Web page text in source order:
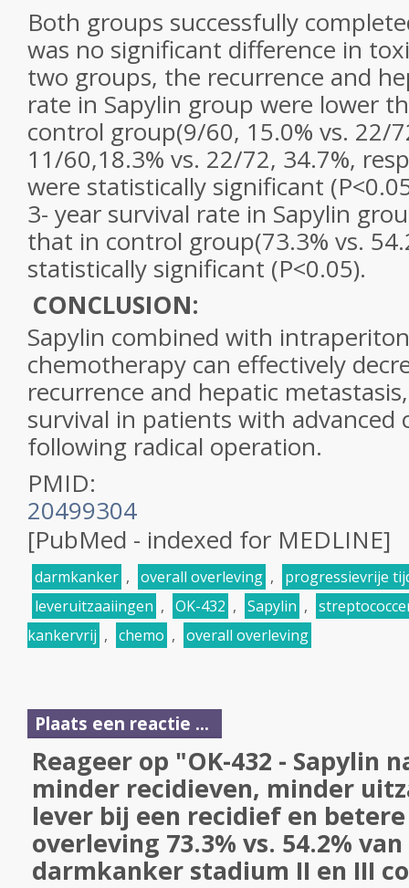
Both groups successfully
was no significant difference in
two groups, the recurrence and
rate in Sapylin group were lower
control group(9/60, 15.0% vs. 22/
11/60,18.3% vs. 22/72, 34.7%,
were statistically significant
3- year survival rate in Sapylin
that in control group(73.3% vs.
statistically significant (P<0.05).
CONCLUSION:
Sapylin combined with
chemotherapy can effectively
recurrence and hepatic
survival in patients with advanced
following radical operation.
PMID:
20499304
[PubMed - indexed for MEDLINE]
darmkanker , overall overleving ,
progressievrije
leveruitzaaiingen , OK-432 , Sapylin ,
kankervrij , chemo , overall overleving
Plaats een reactie ...
Reageer op "OK-432 - Sapylin
minder recidieven, minder
lever bij een recidief en
overleving 73.3% vs. 54.2%
darmkanker stadium II en III